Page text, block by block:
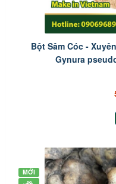
Bột Sâm Cóc -
Gynura
MỚI